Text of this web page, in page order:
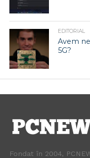
EDITORIAL
Avem
5G?
Fondat în 2004,